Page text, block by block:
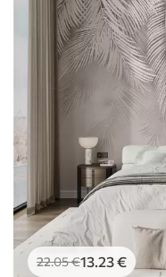
22.05€13.23€